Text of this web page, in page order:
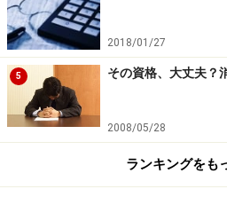
2018/01/27
5 その資格、大丈夫？
2008/05/28
ランキングをも